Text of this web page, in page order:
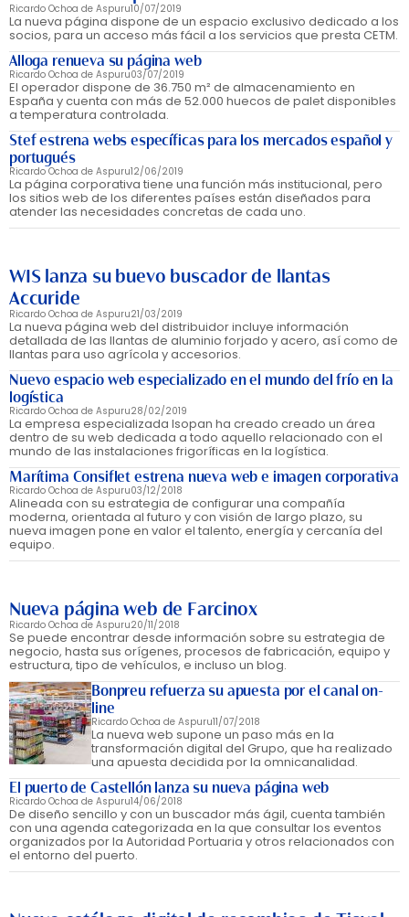
Ricardo Ochoa de Aspuru10/07/2019
La nueva página dispone de un espacio exclusivo dedicado a los
socios, para un acceso más fácil a los servicios que presta CETM.
Alloga renueva su página web
Ricardo Ochoa de Aspuru03/07/2019
El operador dispone de 36.750 m² de almacenamiento en
España y cuenta con más de 52.000 huecos de palet disponibles
a temperatura controlada.
Stef estrena webs específicas para los mercados español y
portugués
Ricardo Ochoa de Aspuru12/06/2019
La página corporativa tiene una función más institucional, pero
los sitios web de los diferentes países están diseñados para
atender las necesidades concretas de cada uno.
WIS lanza su buevo buscador de llantas
Accuride
Ricardo Ochoa de Aspuru21/03/2019
La nueva página web del distribuidor incluye información
detallada de las llantas de aluminio forjado y acero, así como de
llantas para uso agrícola y accesorios.
Nuevo espacio web especializado en el mundo del frío en la
logística
Ricardo Ochoa de Aspuru28/02/2019
La empresa especializada Isopan ha creado creado un área
dentro de su web dedicada a todo aquello relacionado con el
mundo de las instalaciones frigoríficas en la logística.
Marítima Consiflet estrena nueva web e imagen corporativa
Ricardo Ochoa de Aspuru03/12/2018
Alineada con su estrategia de configurar una compañía
moderna, orientada al futuro y con visión de largo plazo, su
nueva imagen pone en valor el talento, energía y cercanía del
equipo.
Nueva página web de Farcinox
Ricardo Ochoa de Aspuru20/11/2018
Se puede encontrar desde información sobre su estrategia de
negocio, hasta sus orígenes, procesos de fabricación, equipo y
estructura, tipo de vehículos, e incluso un blog.
Bonpreu refuerza su apuesta por el canal on-
line
Ricardo Ochoa de Aspuru11/07/2018
La nueva web supone un paso más en la
transformación digital del Grupo, que ha realizado
una apuesta decidida por la omnicanalidad.
El puerto de Castellón lanza su nueva página web
Ricardo Ochoa de Aspuru14/06/2018
De diseño sencillo y con un buscador más ágil, cuenta también
con una agenda categorizada en la que consultar los eventos
organizados por la Autoridad Portuaria y otros relacionados con
el entorno del puerto.